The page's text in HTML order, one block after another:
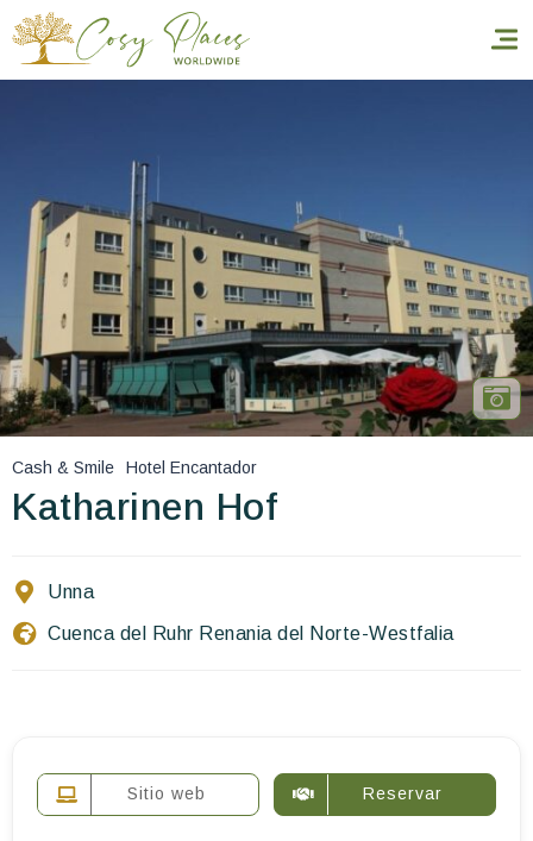
Reservar una estancia
Nuestra colección mundial
World’s Best Hotels
Hacer que viajes
Estancia temática
Cash & Smile Hotel Encantador
Katharinen Hof
Unna
Cuenca del Ruhr Renania del Norte-Westfalia
Sitio web Reservar